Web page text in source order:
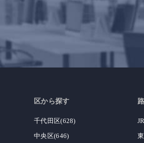
区から探す
千代田区(628)
中央区(646)